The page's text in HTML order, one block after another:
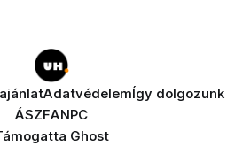
AdatvédelemÍgy dolgozunk
ÁSZFANPC
Ghost